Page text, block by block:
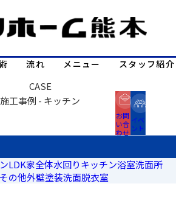
流れ メニュー スタッフ紹介
CASE
施工事例 - キッチン
LDK家全体水回りキッチン浴室洗面所
その他外壁塗装洗面脱衣室
お問
い合
わせ
イベ
ント